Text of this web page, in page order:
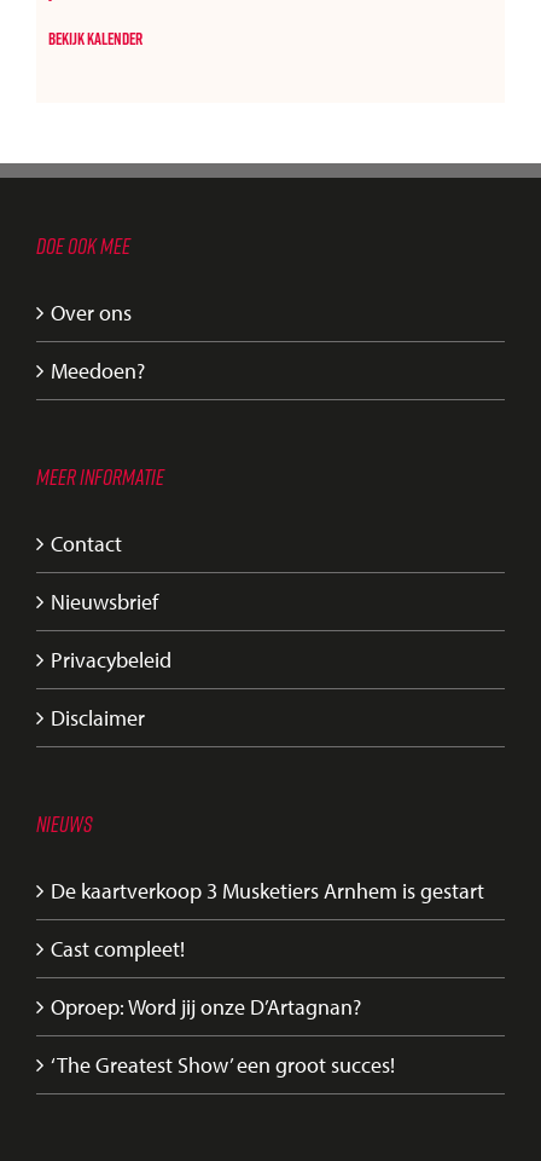
Bekijk kalender
DOE OOK MEE
Over ons
Meedoen?
MEER INFORMATIE
Contact
Nieuwsbrief
Privacybeleid
Disclaimer
NIEUWS
De kaartverkoop 3 Musketiers Arnhem is gestart
Cast compleet!
Oproep: Word jij onze D’Artagnan?
‘The Greatest Show’ een groot succes!